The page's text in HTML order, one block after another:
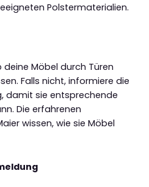
Polstermaterialien.
Möbel durch Türen
Falls nicht, informiere die
damit sie entsprechende
Die erfahrenen
wissen, wie sie Möbel